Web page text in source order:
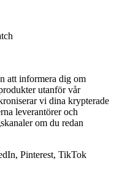
att informera dig om
utanför vår
vi dina krypterade
leverantörer och
om du redan
Pinterest, TikTok